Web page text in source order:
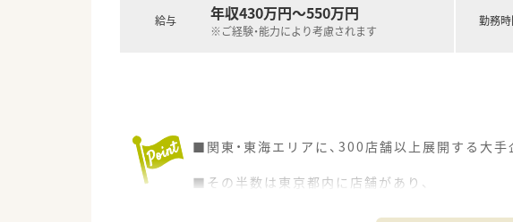
給与 年収430万円～550万円
※ご経験・能力により考慮されます
勤務
■関東・東海エリアに、300店舗以上展開する大手
■その半数は東京都内に店舗があり、